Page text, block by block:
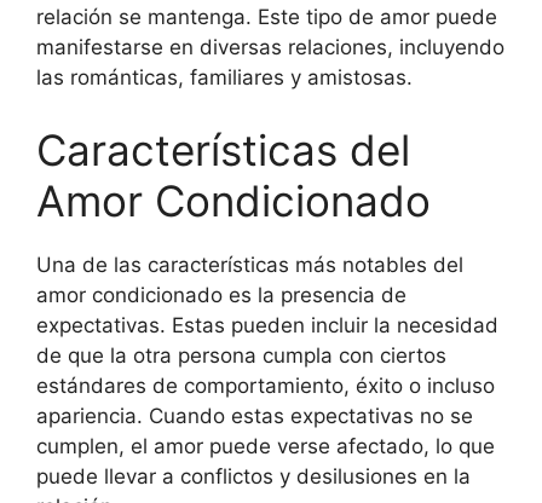
relación se mantenga. Este tipo de amor puede
manifestarse en diversas relaciones, incluyendo
las románticas, familiares y amistosas.
Características del
Amor Condicionado
Una de las características más notables del
amor condicionado es la presencia de
expectativas. Estas pueden incluir la necesidad
de que la otra persona cumpla con ciertos
estándares de comportamiento, éxito o incluso
apariencia. Cuando estas expectativas no se
cumplen, el amor puede verse afectado, lo que
puede llevar a conflictos y desilusiones en la